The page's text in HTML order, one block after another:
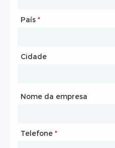
País *
Cidade
Nome da empresa
Telefone *
Local na rede Internet
País*
Cidade
Caixa de correio